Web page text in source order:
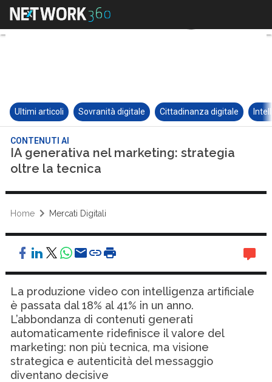
Ultimi articoli Sovranità digitale Cittadinanza digitale
CONTENUTI AI
IA generativa nel marketing: strategia
oltre la tecnica
Home Mercati Digitali
La produzione video con intelligenza artificiale
è passata dal 18% al 41% in un anno.
L’abbondanza di contenuti generati
automaticamente ridefinisce il valore del
marketing: non più tecnica, ma visione
strategica e autenticità del messaggio
diventano decisive